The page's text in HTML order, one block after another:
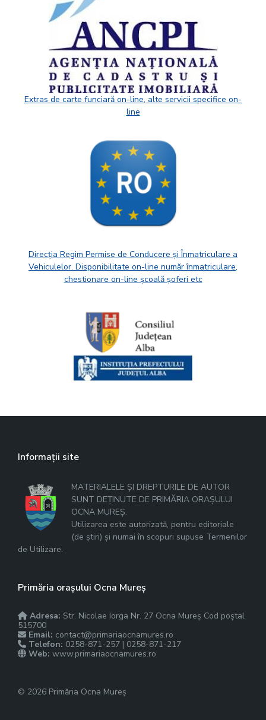
Extras de carte funciară on-line, alte servicii specifice on-
line
Direcția Regim Permise de Conducere și Înmatriculare a
Vehiculelor. Disponibilitate on-line număr înmatriculare,
chestionare on-line școală șoferi etc
Informații site
MATERIALELE ȘI DREPTURILE DE AUTOR
SUNT DEȚINUTE DE PRIMĂRIA ORAȘULUI
OCNA MUREȘ.
Utilizarea este autorizată, pentru editoriale
(de știri) și numai în scopuri supuse Termenilor
de Utilizare.
Primăria orașului Ocna Mureș
Adresa: Str. Nicolae Iorga Nr. 27 Ocna Mureș Cod poștal
515700
Email: contact@primariaocnamures.ro
Telefon: 0258-871-257 | 0258-871-217
Web: www.primariaocnamures.ro
© 2026 Primăria Ocna Mureș